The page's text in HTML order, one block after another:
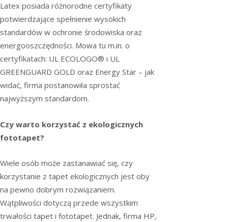
Latex posiada różnorodne certyfikaty
potwierdzające spełnienie wysokich
standardów w ochronie środowiska oraz
energooszczędności. Mowa tu m.in. o
certyfikatach: UL ECOLOGO® i UL
GREENGUARD GOLD oraz Energy Star – jak
widać, firma postanowiła sprostać
najwyższym standardom.
Czy warto korzystać z ekologicznych
fototapet?
Wiele osób może zastanawiać się, czy
korzystanie z tapet ekologicznych jest oby
na pewno dobrym rozwiązaniem.
Wątpliwości dotyczą przede wszystkim
trwałości tapet i fototapet. Jednak, firma HP,